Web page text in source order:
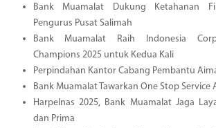
Bank Muamalat Dukung Ketahanan
Pengurus Pusat Salimah
Bank Muamalat Raih Indonesia
Champions 2025 untuk Kedua Kali
Perpindahan Kantor Cabang Pembantu
Bank Muamalat Tawarkan One Stop Service
Harpelnas 2025, Bank Muamalat Jaga
dan Prima